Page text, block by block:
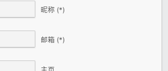
昵称 (*)
邮箱 (*)